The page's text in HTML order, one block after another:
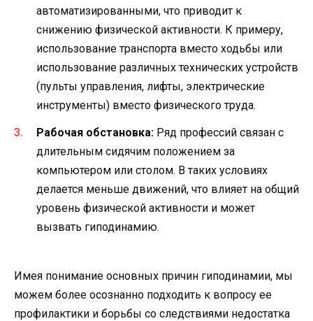
автоматизированными, что приводит к
снижению физической активности. К примеру,
использование транспорта вместо ходьбы или
использование различных технических устройств
(пульты управления, лифты, электрические
инструменты) вместо физического труда.
Рабочая обстановка: Ряд профессий связан с
длительным сидячим положением за
компьютером или столом. В таких условиях
делается меньше движений, что влияет на общий
уровень физической активности и может
вызвать гиподинамию.
Имея понимание основных причин гиподинамии, мы
можем более осознанно подходить к вопросу ее
профилактики и борьбы со следствиями недостатка